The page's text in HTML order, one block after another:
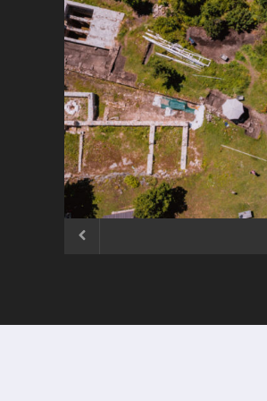
ČESTITKA RAMSKOG
USKRS 2023. GODINE
